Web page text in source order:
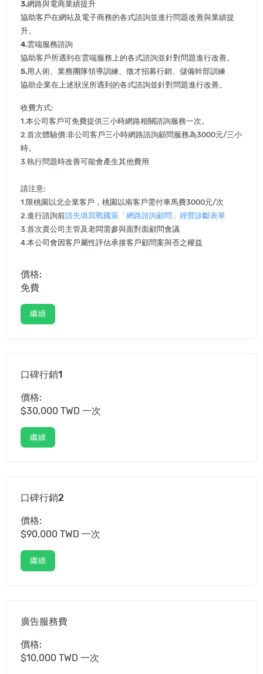
3.網路與電商業績提升
協助客戶在網站及電子商務的各式諮詢並進行問題改善與業績提
升。
4.雲端服務諮詢
協助客戶所遇到在雲端服務上的各式諮詢並針對問題進行改善。
5.用人術、業務團隊領導訓練、徵才招募行銷、儲備幹部訓練
協助企業在上述狀況所遇到的各式諮詢並針對問題進行改善。
收費方式:
1.本公司客戶可免費提供三小時網路相關諮詢服務一次。
2.首次體驗價:非公司客戶三小時網路諮詢顧問服務為3000元/三小
時。
3.執行問題時改善可能會產生其他費用
請注意:
1.限桃園以北企業客戶，桃園以南客戶需付車馬費3000元/次
2.進行諮詢前請先填寫戰國策「網路諮詢顧問」經營診斷表單
3.首次貴公司主管及老闆需參與面對面顧問會議
4.本公司會因客戶屬性評估承接客戶顧問案與否之權益
價格:
免費
繼續
口碑行銷1
價格:
$30,000 TWD 一次
繼續
口碑行銷2
價格:
$90,000 TWD 一次
繼續
廣告服務費
價格:
$10,000 TWD 一次